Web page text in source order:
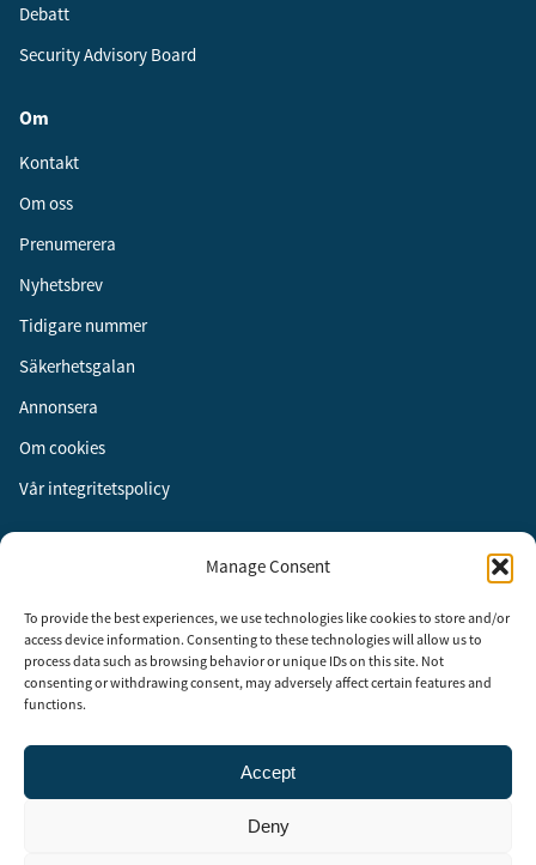
Manage Consent
To provide the best experiences, we use technologies like cookies to store and/or
access device information. Consenting to these technologies will allow us to
process data such as browsing behavior or unique IDs on this site. Not
consenting or withdrawing consent, may adversely affect certain features and
functions.
Accept
Deny
Debatt
Security Advisory Board
Om
Kontakt
Om oss
Prenumerera
Nyhetsbrev
Tidigare nummer
Säkerhetsgalan
Annonsera
Om cookies
Vår integritetspolicy
Instagram
LinkedIn
Säkerhet år 2003 för att stimulera, utveckla och informera om